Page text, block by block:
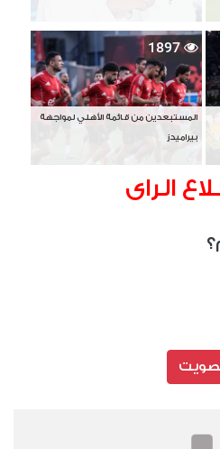
1897
المستبعدين من قائمة الأهلي لمواجهة
بيراميدز
الراى